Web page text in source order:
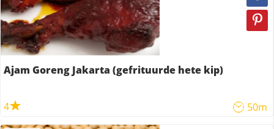
Ajam Goreng Jakarta (gefrituurde hete kip)
4 50m